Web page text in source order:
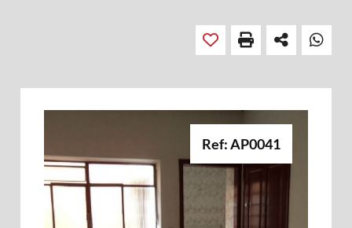
Ref: AP0041